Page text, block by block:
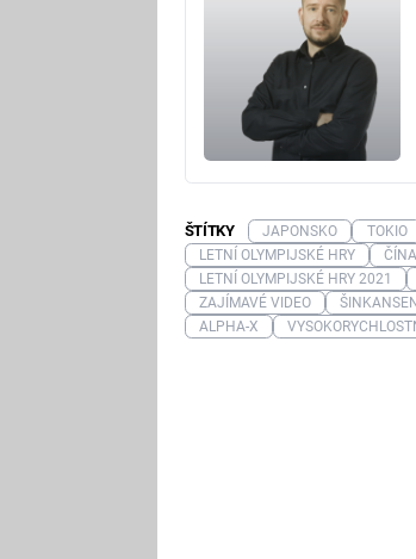
ŠTÍTKY JAPONSKO TOKIO
LETNÍ OLYMPIJSKÉ HRY
ČÍNA
LETNÍ OLYMPIJSKÉ HRY 2021
ZAJÍMAVÉ VIDEO
ŠINKANSEN
ALPHA-X